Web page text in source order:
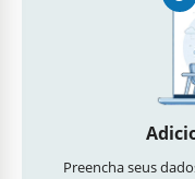
Preencha seus